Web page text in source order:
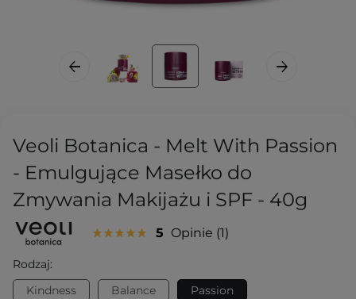
Veoli Botanica - Melt With Passion
- Emulgujące Masełko do
Zmywania Makijażu i SPF - 40g
5 Opinie 1
Rodzaj:
Kindness
Balance
Passion